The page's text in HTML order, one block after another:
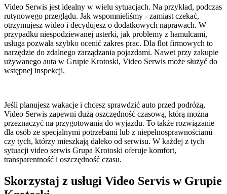
Video Serwis jest idealny w wielu sytuacjach. Na przykład, podczas
rutynowego przeglądu. Jak wspomnieliśmy - zamiast czekać,
otrzymujesz wideo i decydujesz o dodatkowych naprawach. W
przypadku niespodziewanej usterki, jak problemy z hamulcami,
usługa pozwala szybko ocenić zakres prac. Dla flot firmowych to
narzędzie do zdalnego zarządzania pojazdami. Nawet przy zakupie
używanego auta w Grupie Krotoski, Video Serwis może służyć do
wstępnej inspekcji.
Jeśli planujesz wakacje i chcesz sprawdzić auto przed podróżą,
Video Serwis zapewni dużą oszczędność czasową, którą można
przeznaczyć na przygotowania do wyjazdu. To także rozwiązanie
dla osób ze specjalnymi potrzebami lub z niepełnosprawnościami
czy tych, którzy mieszkają daleko od serwisu. W każdej z tych
sytuacji video serwis Grupa Krotoski oferuje komfort,
transparentność i oszczędność czasu.
Skorzystaj z usługi Video Servis w Grupie